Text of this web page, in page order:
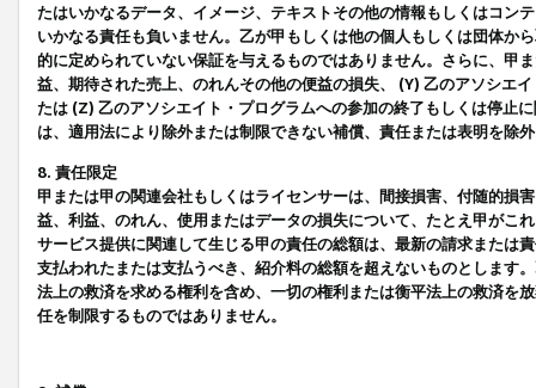
たはいかなるデータ、イメージ、テキストその他の情報もしくはコン
いかなる責任も負いません。乙が甲もしくは他の個人もしくは団体か
的に定められていない保証を与えるものではありません。さらに、甲
益、期待された売上、のれんその他の便益の損失、 (Y) 乙のアソシエ
たは (Z) 乙のアソシエイト・プログラムへの参加の終了もしくは停止
は、適用法により除外または制限できない補償、責任または表明を除
8. 責任限定
甲または甲の関連会社もしくはライセンサーは、間接損害、付随的損
益、利益、のれん、使用またはデータの損失について、たとえ甲がこ
サービス提供に関連して生じる甲の責任の総額は、最新の請求または
支払われたまたは支払うべき、紹介料の総額を超えないものとします
法上の救済を求める権利を含め、一切の権利または衡平法上の救済を
任を制限するものではありません。